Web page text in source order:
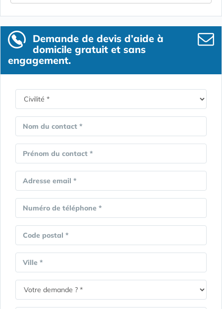
Demande de devis d’aide à
domicile gratuit et sans
engagement.
Nom du contact *
Prénom du contact *
Adresse email *
Numéro de téléphone *
Code postal *
Ville *